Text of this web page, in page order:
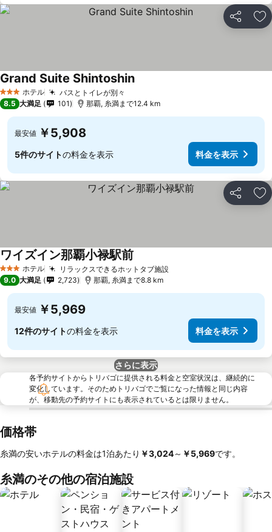
シェア お
3 ホテルのランク
ホテル バスとトイレが別々
Grand Suite Shintoshin
8.5 大満足 101 那覇, 糸満まで12.4 km
最安値 ￥5,908
5件のサイトの料金を表示 料金を表示
シェア お
3 ホテルのランク
ホテル リラックスできるホットタブ施設
ワイズイン那覇小禄駅前
9.0 大満足 2,723 那覇, 糸満まで8.8 km
最安値 ￥5,969
12件のサイトの料金を表示 料金を表示
さらに表示
各予約サイトからトリバゴに提供される料金と空室状況は、継続的に
変化しています。そのためトリバゴでご覧になった情報と同じ内容
が、移動先の予約サイトにも表示されているとは限りません。
価格帯
糸満の安いホテルの料金は1泊あたり ‎￥3,024～ ‎￥5,969です。
糸満のその他の宿泊施設